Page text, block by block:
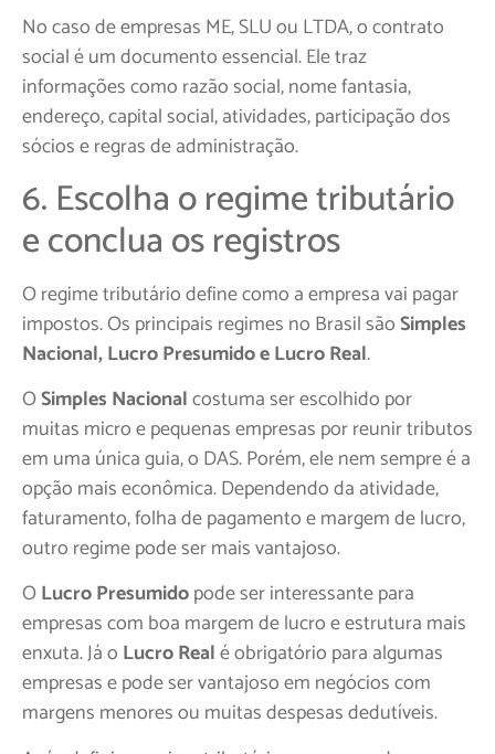
No caso de empresas ME, SLU ou LTDA, o contrato
social é um documento essencial. Ele traz
informações como razão social, nome fantasia,
endereço, capital social, atividades, participação dos
sócios e regras de administração.
6. Escolha o regime tributário
e conclua os registros
O regime tributário define como a empresa vai pagar
impostos. Os principais regimes no Brasil sãoSimples
Nacional, Lucro Presumido e Lucro Real.
OSimples Nacionalcostuma ser escolhido por
muitas micro e pequenas empresas por reunir tributos
em uma única guia, o DAS. Porém, ele nem sempre é a
opção mais econômica. Dependendo da atividade,
faturamento, folha de pagamento e margem de lucro,
outro regime pode ser mais vantajoso.
OLucro Presumidopode ser interessante para
empresas com boa margem de lucro e estrutura mais
enxuta. Já o Lucro Realé obrigatório para algumas
empresas e pode ser vantajoso em negócios com
margens menores ou muitas despesas dedutíveis.